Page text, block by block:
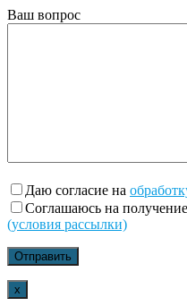
Ваш вопрос
Даю согласие на
Соглашаюсь на
(условия рассылки)
x